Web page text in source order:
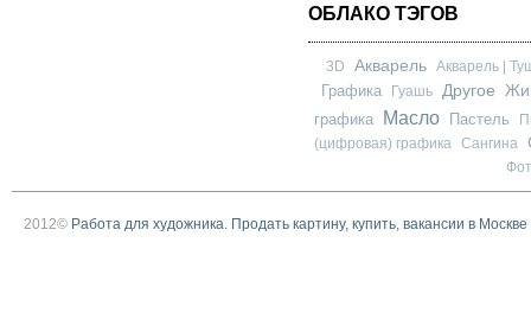
ОБЛАКО ТЭГОВ
3D Акварель Акварель |
Графика Гуашь Другое
графика
Масло Пастель
(цифровая) графика
Сангина
2012© Работа для художника. Продать картину, купить, вакансии в Москве